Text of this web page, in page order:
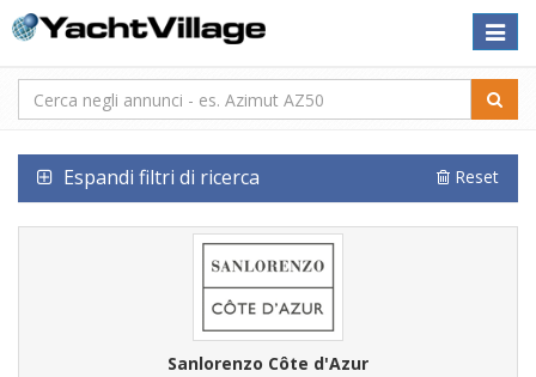
Toggle
Espandi filtri di ricerca Reset
Sanlorenzo Côte d'Azur